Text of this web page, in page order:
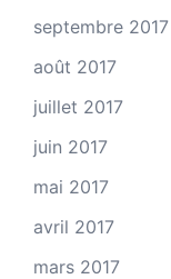
septembre 2017
août 2017
juillet 2017
juin 2017
mai 2017
avril 2017
mars 2017